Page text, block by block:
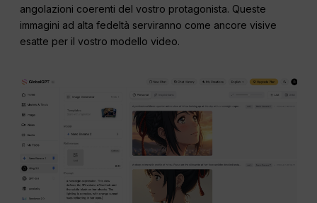
angolazioni coerenti del vostro protagonista. Queste
immagini ad alta fedeltà serviranno come ancore visive
esatte per il vostro modello video.